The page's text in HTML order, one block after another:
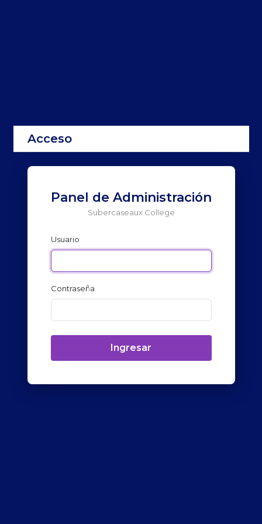
Acceso
Panel de Administración
Subercaseaux College
Usuario
Contraseña
Ingresar